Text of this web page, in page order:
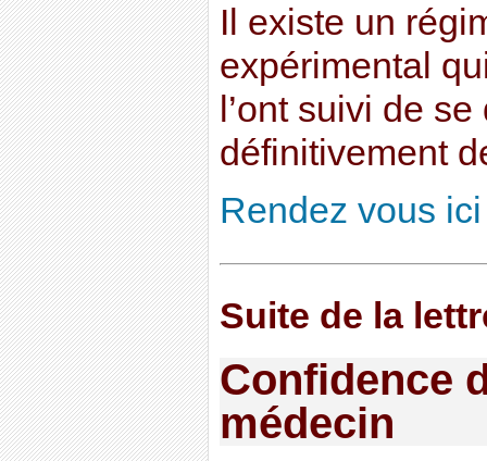
Il existe un
expérimental
l’ont suivi de
définitivement
Rendez vous
Suite de la
Confidence
médecin